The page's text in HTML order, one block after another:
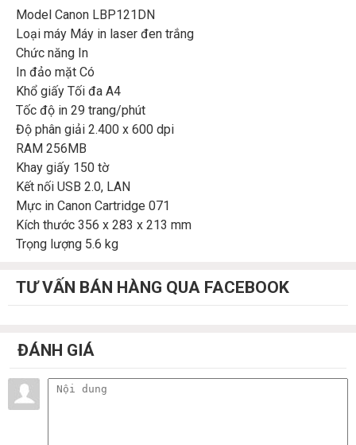
Model Canon LBP121DN
Loại máy Máy in laser đen trắng
Chức năng In
In đảo mặt Có
Khổ giấy Tối đa A4
Tốc độ in 29 trang/phút
Độ phân giải 2.400 x 600 dpi
RAM 256MB
Khay giấy 150 tờ
Kết nối USB 2.0, LAN
Mực in Canon Cartridge 071
Kích thước 356 x 283 x 213 mm
Trọng lượng 5.6 kg
TƯ VẤN BÁN HÀNG QUA FACEBOOK
ĐÁNH GIÁ